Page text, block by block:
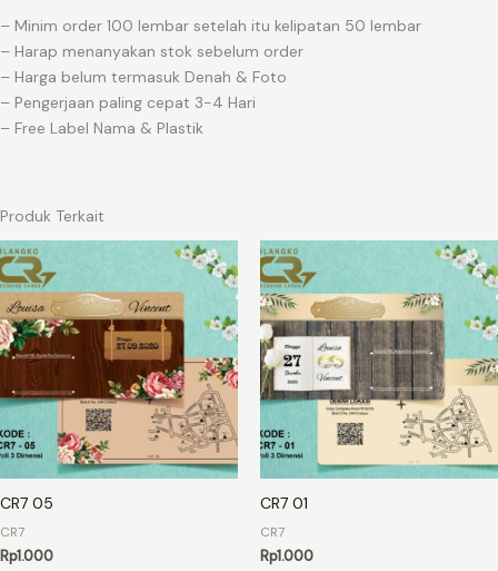
– Minim order 100 lembar setelah itu kelipatan 50 lembar
– Harap menanyakan stok sebelum order
– Harga belum termasuk Denah & Foto
– Pengerjaan paling cepat 3-4 Hari
– Free Label Nama & Plastik
Produk Terkait
CR7 05
CR7
Rp1.000
CR7 01
CR7
Rp1.000